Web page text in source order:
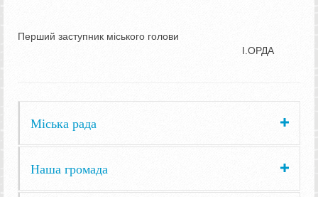
Перший заступник міського голови
І.ОРДА
Міська рада
Наша громада